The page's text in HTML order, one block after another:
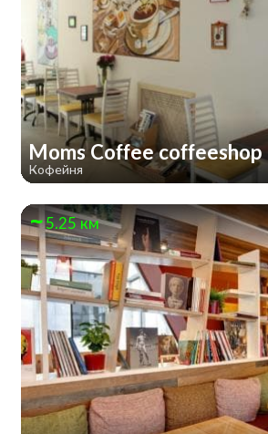
Moms Coffee coffeeshop
Кофейня
5.25 км